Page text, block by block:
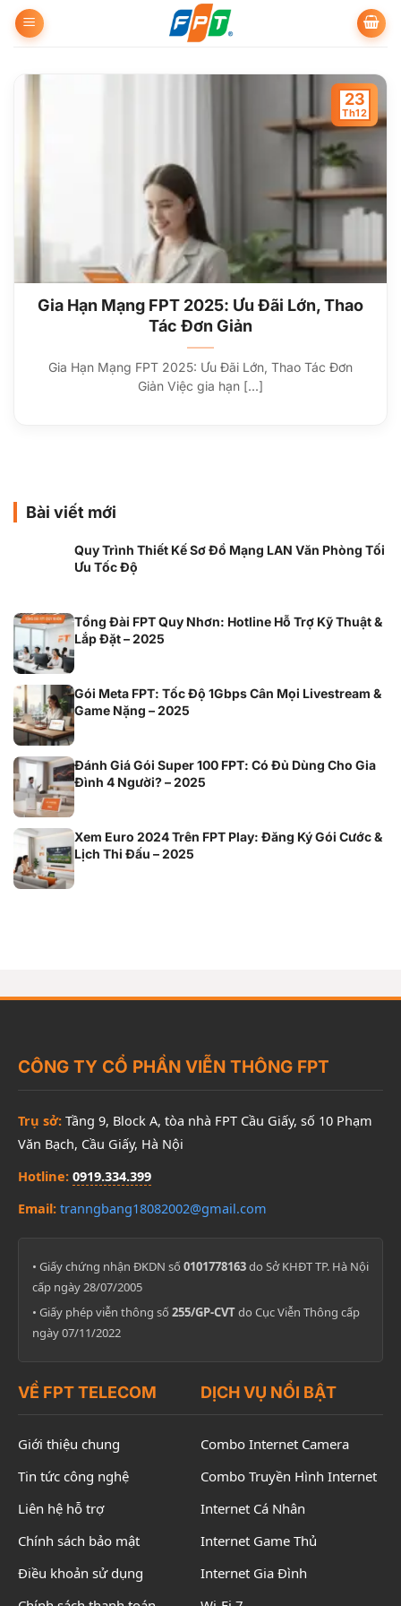
qua
dung
Gia Hạn Mạng FPT 2025: Ưu Đãi Lớn, Thao
Tác Đơn Giản
Gia Hạn Mạng FPT 2025: Ưu Đãi Lớn, Thao Tác Đơn
Giản Việc gia hạn [...]
23
Th12
Bài viết mới
Quy Trình Thiết Kế Sơ Đồ Mạng LAN Văn Phòng Tối
Ưu Tốc Độ
Tổng Đài FPT Quy Nhơn: Hotline Hỗ Trợ Kỹ Thuật &
Lắp Đặt – 2025
Gói Meta FPT: Tốc Độ 1Gbps Cân Mọi Livestream &
Game Nặng – 2025
Đánh Giá Gói Super 100 FPT: Có Đủ Dùng Cho Gia
Đình 4 Người? – 2025
Xem Euro 2024 Trên FPT Play: Đăng Ký Gói Cước &
Lịch Thi Đấu – 2025
CÔNG TY CỔ PHẦN VIỄN THÔNG FPT
Trụ sở: Tầng 9, Block A, tòa nhà FPT Cầu Giấy, số 10 Phạm
Văn Bạch, Cầu Giấy, Hà Nội
Hotline: 0919.334.399
Email: tranngbang18082002@gmail.com
• Giấy chứng nhận ĐKDN số 0101778163do Sở KHĐT TP. Hà Nội
cấp ngày 28/07/2005
• Giấy phép viễn thông số 255/GP-CVTdo Cục Viễn Thông cấp
ngày 07/11/2022
VỀ FPT TELECOM
Giới thiệu chung
Tin tức công nghệ
Liên hệ hỗ trợ
Chính sách bảo mật
Điều khoản sử dụng
DỊCH VỤ NỔI BẬT
Combo Internet Camera
Combo Truyền Hình Internet
Internet Cá Nhân
Internet Game Thủ
Internet Gia Đình